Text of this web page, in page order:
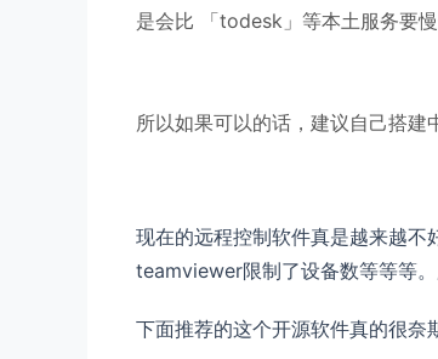
是会比 「todesk 」等本土服务要慢
所以如果可以的话，建议自己搭建
现在的远程控制软件真是越来越不
teamviewer限制了设备数等等等
下面推荐的这个开源软件真的很奈